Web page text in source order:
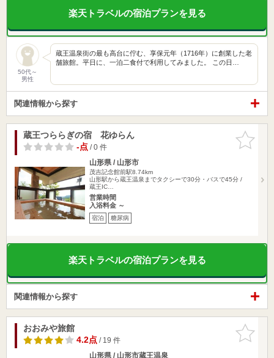
楽天トラベルの宿泊プランを見る
50代～
男性
蔵王温泉街の最も高台に佇む、享保元年（1716年）に創業した老
舗旅館。平日に、一泊二食付で利用してみました。 この日…
関連情報から探す
お気に入
りに追加
蔵王つららぎの宿 花ゆらん
-点/ 0 件
山形県 / 山形市
茂吉記念館前駅8.74km
山形駅から蔵王温泉までタクシーで30分・バスで45分 /
蔵王IC…
営業時間
入浴料金 ～
宿泊 糖尿病
楽天トラベルの宿泊プランを見る
関連情報から探す
お気に入
りに追加
おおみや旅館
4.2点/ 19 件
山形県 / 山形市蔵王温泉